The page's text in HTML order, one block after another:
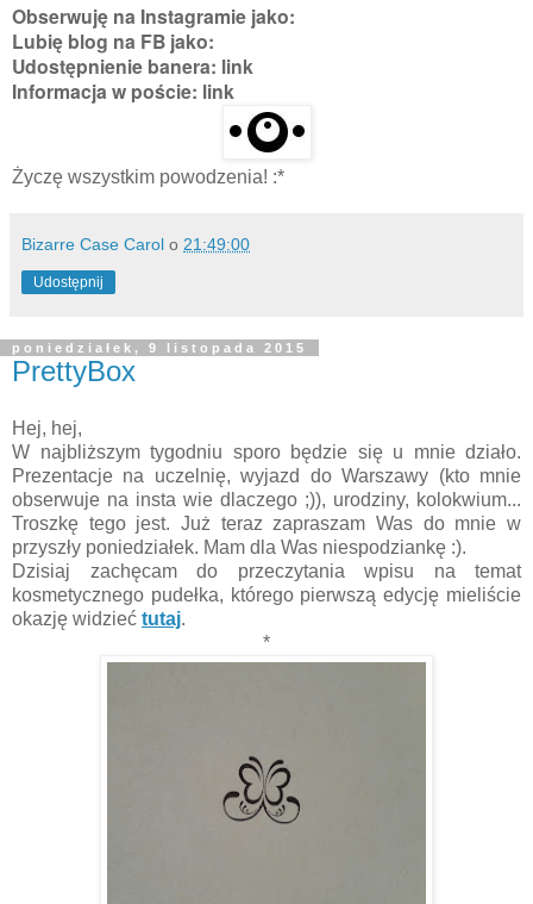
Obserwuję na Instagramie jako:
Lubię blog na FB jako:
Udostępnienie banera: link
Informacja w poście: link
Życzę wszystkim powodzenia! :*
Bizarre Case Carol o 21:49:00
Udostępnij
poniedziałek, 9 listopada 2015
PrettyBox
Hej, hej,
W najbliższym tygodniu sporo będzie się u mnie działo.
Prezentacje na uczelnię, wyjazd do Warszawy (kto mnie
obserwuje na insta wie dlaczego ;)), urodziny, kolokwium...
Troszkę tego jest. Już teraz zapraszam Was do mnie w
przyszły poniedziałek. Mam dla Was niespodziankę :).
Dzisiaj zachęcam do przeczytania wpisu na temat
kosmetycznego pudełka, którego pierwszą edycję mieliście
okazję widzieć tutaj.
*